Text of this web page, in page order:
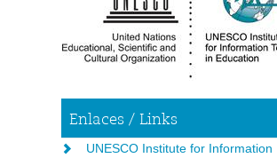
Enlaces / Links
UNESCO Institute for Information